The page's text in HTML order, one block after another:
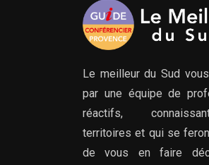
Le meilleur du Sud
par une équipe de
réactifs,
territoires et qui se
de vous en faire